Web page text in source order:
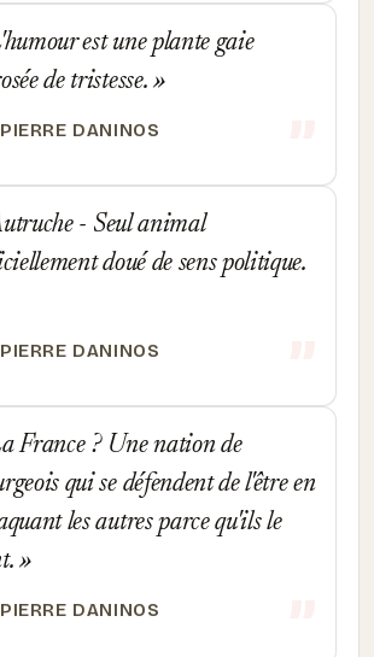
est une plante gaie
de tristesse.
PIERRE DANINOS
- Seul animal
doué de sens politique.
PIERRE DANINOS
France ? Une nation de
qui se défendent de l'être en
les autres parce qu'ils le
PIERRE DANINOS